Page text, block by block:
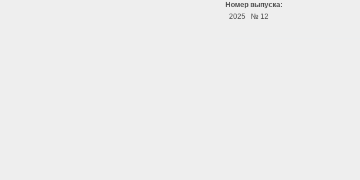
Номер выпуска:
2025
№ 12